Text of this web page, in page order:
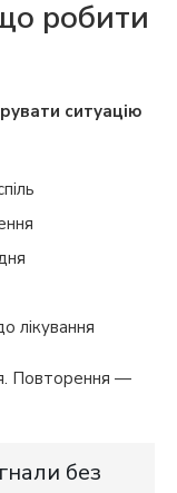
робити
ситуацію
лікування
Повторення —
без